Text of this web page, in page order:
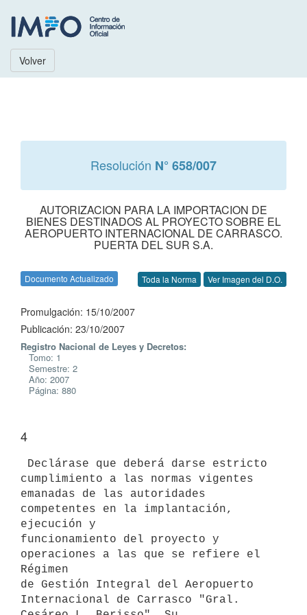
Volver
Resolución N° 658/007
AUTORIZACION PARA LA IMPORTACION DE
BIENES DESTINADOS AL PROYECTO SOBRE EL
AEROPUERTO INTERNACIONAL DE CARRASCO.
PUERTA DEL SUR S.A.
Documento Actualizado Toda la Norma Ver Imagen del D.O.
Promulgación: 15/10/2007
Publicación: 23/10/2007
Registro Nacional de Leyes y Decretos:
Tomo: 1
Semestre: 2
Año: 2007
Página: 880
4
cumplimiento a las normas vigentes
emanadas de las autoridades
competentes en la implantación,
ejecución y
funcionamiento del proyecto y
operaciones a las que se refiere el
Régimen
de Gestión Integral del Aeropuerto
Internacional de Carrasco "Gral.